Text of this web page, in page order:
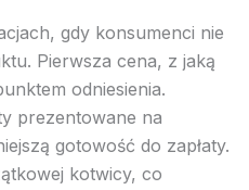
gdy konsumenci nie
Pierwsza cena, z jaką
odniesienia.
prezentowane na
gotowość do zapłaty.
kotwicy, co